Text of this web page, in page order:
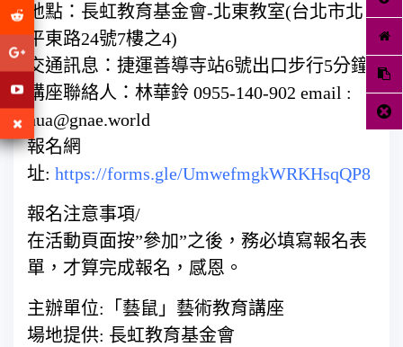
地點：長虹教育基金會-北東教室(台北市北
平東路24號7樓之4)
交通訊息：捷運善導寺站6號出口步行5分鐘
講座聯絡人：林華鈴 0955-140-902 email :
hua@gnae.world
報名網
址: https://forms.gle/UmwefmgkWRKHsqQP8
報名注意事項/
在活動頁面按”參加”之後，務必填寫報名表
單，才算完成報名，感恩。
主辦單位:「藝鼠」藝術教育講座
場地提供: 長虹教育基金會